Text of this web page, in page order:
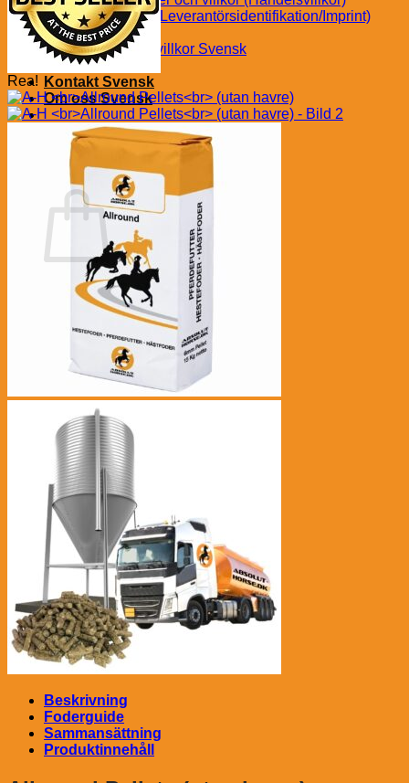
Impressum (Leverantörsidentifikation/Imprint)
Svensk
Tävlingens villkor Svensk
Avbryt köp
Kontakt Svensk
Om oss Svensk
0.00
0.00
Varukorg
Inga produkter i varukorgen.
Gå tillbaka till butiken
Rea!
Beskrivning
Foderguide
Sammansättning
Produktinnehåll